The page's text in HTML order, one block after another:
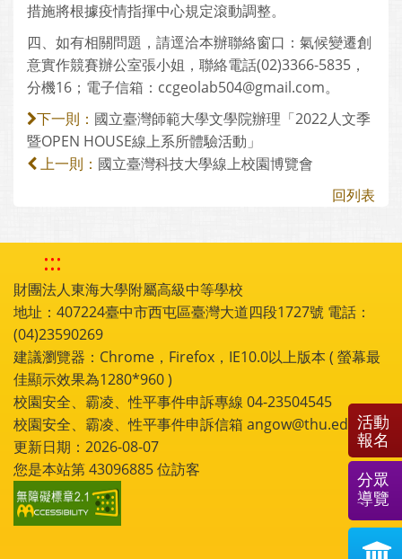
措施將根據疫情指揮中心規定滾動調整。
四、如有相關問題，請逕洽本辦聯絡窗口：氣候變遷創
意實作競賽辦公室張小姐，聯絡電話(02)3366-5835，
分機16；電子信箱：ccgeolab504@gmail.com。
下一則： 國立臺灣師範大學文學院辦理「2022人文季
暨OPEN HOUSE線上系所體驗活動」
上一則： 國立臺灣科技大學線上校園博覽會
回列表
:::
財團法人東海大學附屬高級中等學校
地址：407224臺中市西屯區臺灣大道四段1727號 電話：
(04)23590269
建議瀏覽器：Chrome，Firefox，IE10.0以上版本 ( 螢幕最
佳顯示效果為1280*960 )
校園安全、霸凌、性平事件申訴專線 04-23504545
校園安全、霸凌、性平事件申訴信箱 angow@thu.edu.tw
更新日期：2026-08-07
您是本站第43096885位訪客
活動
報名
分眾
導覽